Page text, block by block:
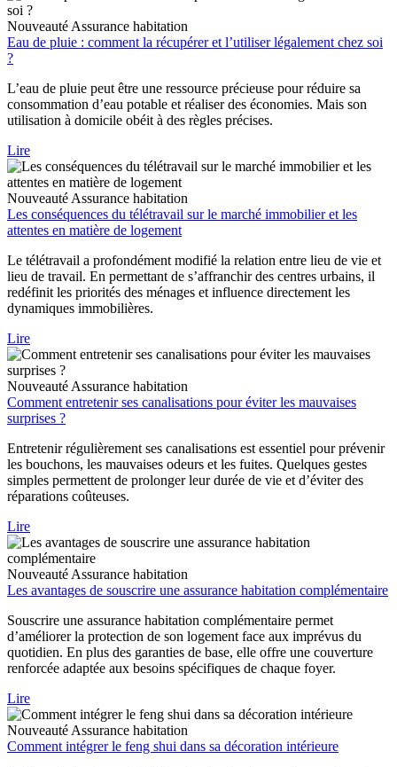
Nouveauté Assurance habitation
Eau de pluie : comment la récupérer et l’utiliser légalement chez soi
?
L’eau de pluie peut être une ressource précieuse pour réduire sa
consommation d’eau potable et réaliser des économies. Mais son
utilisation à domicile obéit à des règles précises.
Lire
Nouveauté Assurance habitation
Les conséquences du télétravail sur le marché immobilier et les
attentes en matière de logement
Le télétravail a profondément modifié la relation entre lieu de vie et
lieu de travail. En permettant de s’affranchir des centres urbains, il
redéfinit les priorités des ménages et influence directement les
dynamiques immobilières.
Lire
Nouveauté Assurance habitation
Comment entretenir ses canalisations pour éviter les mauvaises
surprises ?
Entretenir régulièrement ses canalisations est essentiel pour prévenir
les bouchons, les mauvaises odeurs et les fuites. Quelques gestes
simples permettent de prolonger leur durée de vie et d’éviter des
réparations coûteuses.
Lire
Nouveauté Assurance habitation
Les avantages de souscrire une assurance habitation complémentaire
Souscrire une assurance habitation complémentaire permet
d’améliorer la protection de son logement face aux imprévus du
quotidien. En plus des garanties de base, elle offre une couverture
renforcée adaptée aux besoins spécifiques de chaque foyer.
Lire
Nouveauté Assurance habitation
Comment intégrer le feng shui dans sa décoration intérieure